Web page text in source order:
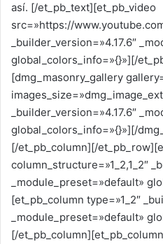
así. [/et_pb_text][et_pb_video
src=»https://
_builder_version=»4.17.6″
global_colors_info=»{}»][/
[dmg_masonry_gallery
_builder_version=»4.17.6″
global_colors_info=»{}»][/
[/et_pb_column][/
column_structure=»1_2,1_2″
_module_preset=»default»
[et_pb_column type=»1_2″
_module_preset=»default»
[/